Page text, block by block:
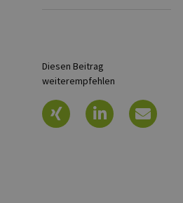
Diesen Beitrag
weiterempfehlen